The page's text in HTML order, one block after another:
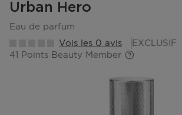
Urban Hero
eau de parfum
Vois les 0 avis
EXCLUSIF
41 Points Beauty Member